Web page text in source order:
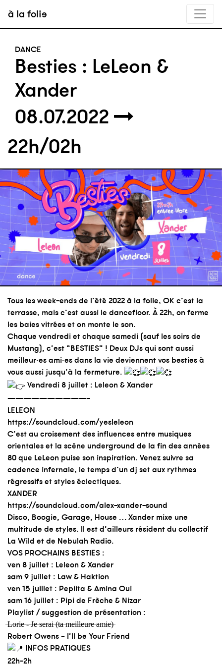
à la folie
Besties : LeLeon &
Xander
DANCE
08.07.2022
22h/02h
Tous les week-ends de l’été 2022 à la folie, OK c’est la
terrasse, mais c’est aussi le dancefloor. À 22h, on ferme
les baies vitrées et on monte le son.
Chaque vendredi et chaque samedi (sauf les soirs de
Mustang), c’est “BESTIES” ! Deux DJs qui sont aussi
meilleur·es ami·es dans la vie deviennent vos besties à
vous aussi jusqu’à la fermeture.
Vendredi 8 juillet : Leleon & Xander
——————————-
LELEON
https://soundcloud.com/yesleleon
C’est au croisement des influences entre musiques
orientales et la scène underground de la fin des années
80 que LeLeon puise son inspiration. Venez suivre sa
cadence infernale, le temps d’un dj set aux rythmes
régressifs et styles éclectiques.
XANDER
https://soundcloud.com/alex-xander-sound
Disco, Boogie, Garage, House … Xander mixe une
multitude de styles. Il est d’ailleurs résident du collectif
La Wild et de Nebulah Radio.
VOS PROCHAINS BESTIES :
ven 8 juillet : Leleon & Xander
sam 9 juillet : Law & Haktion
ven 15 juillet : Pepiita & Amina Oui
sam 16 juillet : Pipi de Frèche & Nizar
Playlist / suggestion de présentation :
̶L̶o̶r̶i̶e̶ ̶-̶ ̶J̶e̶ ̶s̶e̶r̶a̶i̶ ̶(̶t̶a̶ ̶m̶e̶i̶l̶l̶e̶u̶r̶e̶ ̶a̶m̶i̶e̶)̶
Robert Owens – I’ll be Your Friend
INFOS PRATIQUES
22h-2h